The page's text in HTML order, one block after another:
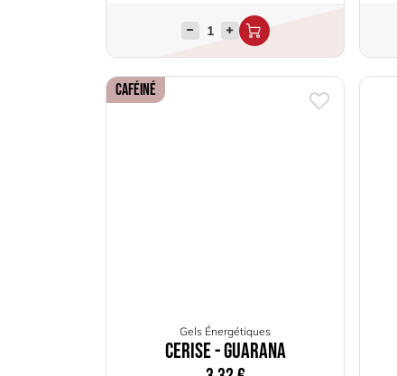
Caféiné
Gels Énergétiques
Cerise - Guarana